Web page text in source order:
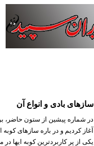
سازهای بادی و انواع آن
در شماره پیشین از ستون حاضر،
آغاز کردیم و در باره سازهای
یکی از پر کاربردترین کوبه ایها